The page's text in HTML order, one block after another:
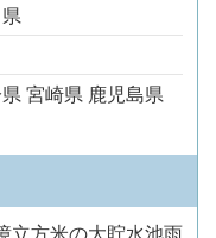
宮崎県 鹿児島県